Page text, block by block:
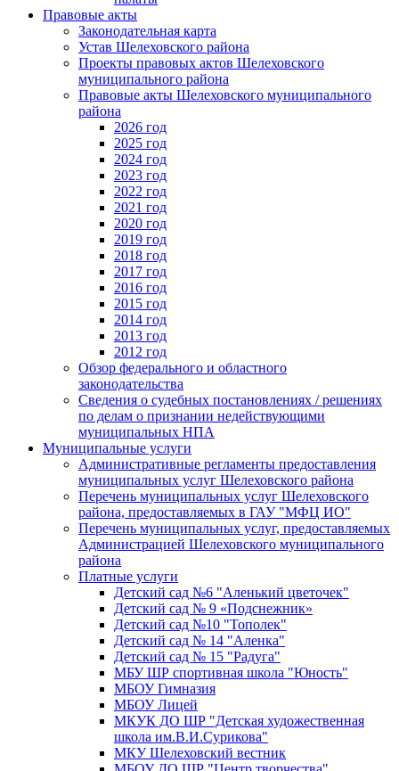
Правовые акты
Законодательная карта
Устав Шелеховского района
Проекты правовых актов Шелеховского
муниципального района
Правовые акты Шелеховского муниципального
района
2026 год
2025 год
2024 год
2023 год
2022 год
2021 год
2020 год
2019 год
2018 год
2017 год
2016 год
2015 год
2014 год
2013 год
2012 год
Обзор федерального и областного
законодательства
Сведения о судебных постановлениях / решениях
по делам о признании недействующими
муниципальных НПА
Муниципальные услуги
Административные регламенты предоставления
муниципальных услуг Шелеховского района
Перечень муниципальных услуг Шелеховского
района, предоставляемых в ГАУ "МФЦ ИО"
Перечень муниципальных услуг, предоставляемых
Администрацией Шелеховского муниципального
района
Платные услуги
Детский сад №6 "Аленький цветочек"
Детский сад № 9 «Подснежник»
Детский сад №10 "Тополек"
Детский сад № 14 "Аленка"
Детский сад № 15 "Радуга"
МБУ ШР спортивная школа "Юность"
МБОУ Гимназия
МБОУ Лицей
МКУК ДО ШР "Детская художественная
школа им.В.И.Сурикова"
МКУ Шелеховский вестник